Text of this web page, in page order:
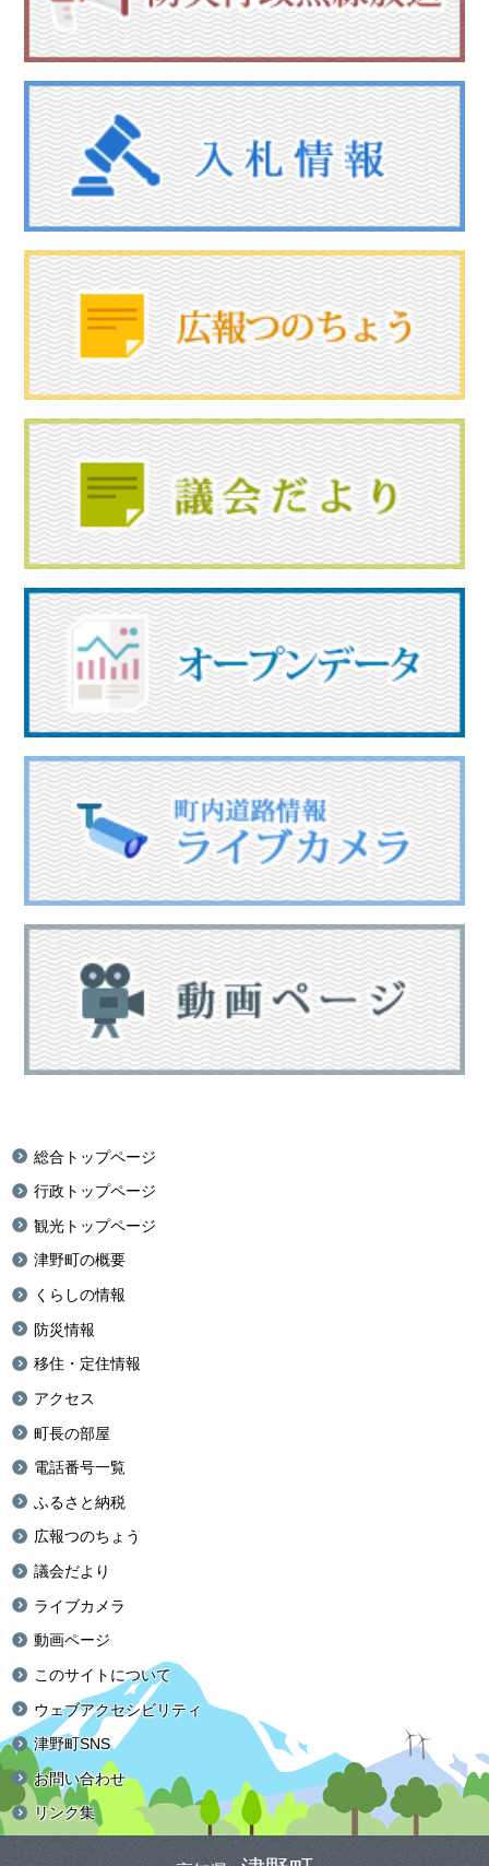
総合トップページ
行政トップページ
観光トップページ
津野町の概要
くらしの情報
防災情報
移住・定住情報
アクセス
町長の部屋
電話番号一覧
ふるさと納税
広報つのちょう
議会だより
ライブカメラ
動画ページ
このサイトについて
ウェブアクセシビリティ
津野町SNS
お問い合わせ
リンク集